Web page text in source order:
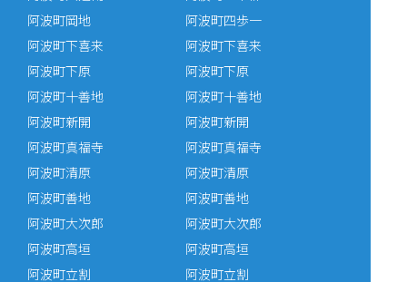
阿波町岡地
阿波町四歩一
阿波町下喜来
阿波町下原
阿波町十善地
阿波町新開
阿波町真福寺
阿波町清原
阿波町善地
阿波町大次郎
阿波町高垣
阿波町立割
阿波町下喜来
阿波町下原
阿波町十善地
阿波町新開
阿波町真福寺
阿波町清原
阿波町善地
阿波町大次郎
阿波町高垣
阿波町立割